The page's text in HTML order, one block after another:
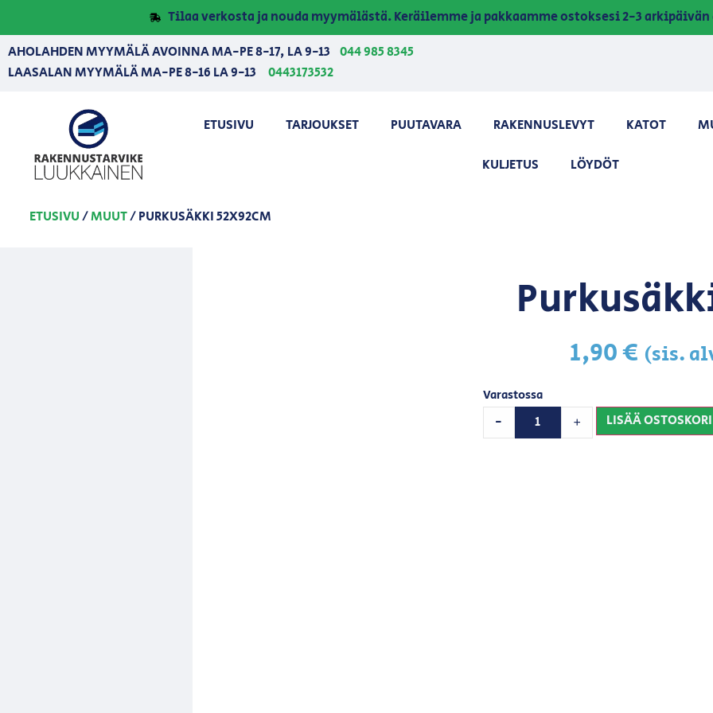
Tilaa verkosta ja nouda myymälästä. Keräilemme ja pakkaamme ostoksesi 2-3
AHOLAHDEN MYYMÄLÄ AVOINNA MA-PE 8-17, LA 9-13 044 985 8345
LAASALAN MYYMÄLÄ MA-PE 8-16 LA 9-13
0443173532
ETUSIVU TARJOUKSET PUUTAVARA RAKENNUSLEVYT KATOT
KULJETUS LÖYDÖT
ETUSIVU/MUUT/ PURKUSÄKKI 52X92CM
1,90€ (sis.
Varastossa
- + LISÄÄ